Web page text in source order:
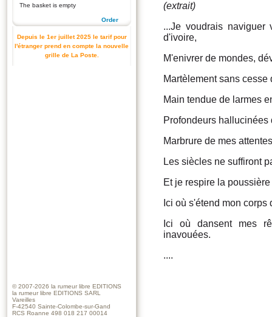
The basket is empty
Order
Depuis le 1er juillet 2025 le tarif pour
l'étranger prend en compte la nouvelle
grille de La Poste.
(extrait)
...Je voudrais
d'ivoire,
M'enivrer de mondes,
Martèlement sans
Main tendue de larmes
Profondeurs
Marbrure de mes
Les siècles ne suffiront
Et je respire la
Ici où s'étend mon
Ici où dansent mes
inavouées.
....
© 2007-2026 la rumeur libre EDITIONS
la rumeur libre EDITIONS SARL
Vareilles
F-42540 Sainte-Colombe-sur-Gand
RCS Roanne 498 018 217 00014